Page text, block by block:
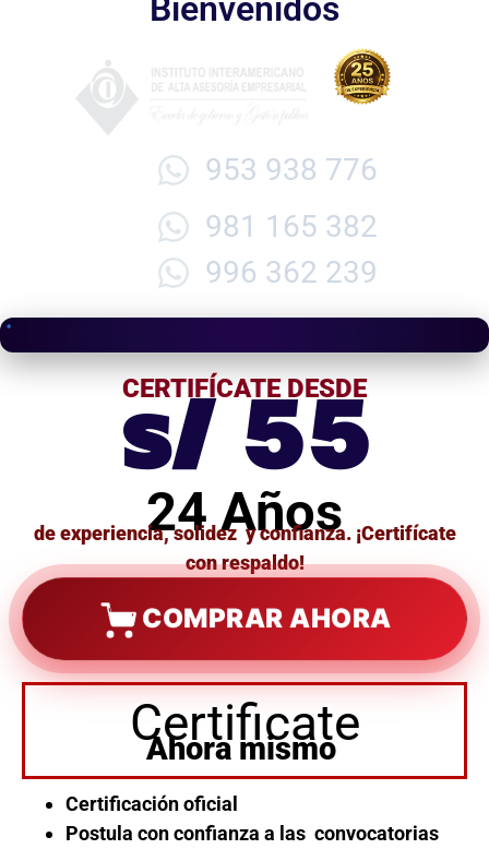
Bienvenidos
953 938 776
981 165 382
996 362 239
CERTIFÍCATE DESDE
s/ 55
24 Años
de experiencia, solidez y confianza. ¡Certifícate
con respaldo!
COMPRAR AHORA
Certificate
Ahora mismo
Certificación oficial
Postula con confianza a las convocatorias